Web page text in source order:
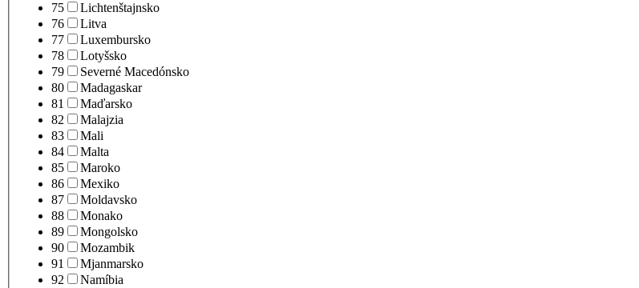
75
Lichtenštajnsko
76
Litva
77
Luxembursko
78
Lotyšsko
79
Severné Macedónsko
80
Madagaskar
81
Maďarsko
82
Malajzia
83
Mali
84
Malta
85
Maroko
86
Mexiko
87
Moldavsko
88
Monako
89
Mongolsko
90
Mozambik
91
Mjanmarsko
92
Namíbia